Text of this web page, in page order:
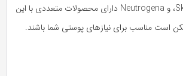
SkinCeuticals، EltaMD، و Neutrogena دارای محصولات متعددی با این
مناسب برای نیازهای پوستی شما باشند.